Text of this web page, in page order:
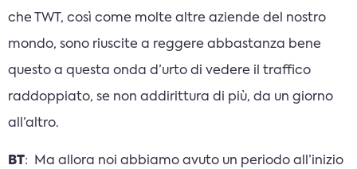
che TWT, così come molte altre aziende del nostro
mondo, sono riuscite a reggere abbastanza bene
questo a questa onda d’urto di vedere il traffico
raddoppiato, se non addirittura di più, da un giorno
all’altro.
BT: Ma allora noi abbiamo avuto un periodo all’inizio